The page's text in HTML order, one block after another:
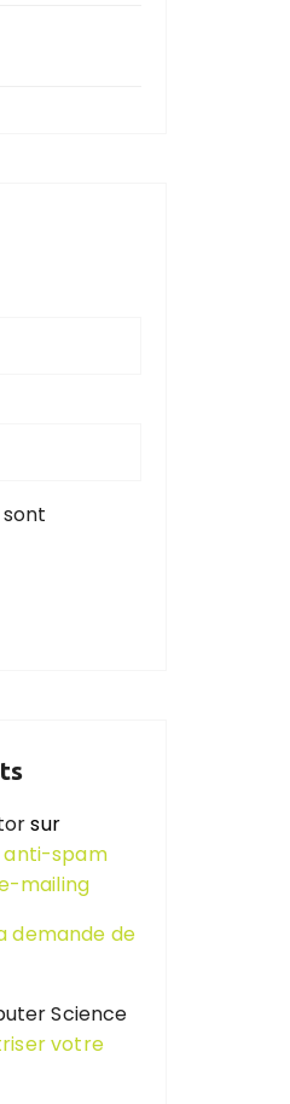
sur
anti-spam
mailing
demande de
Science
votre